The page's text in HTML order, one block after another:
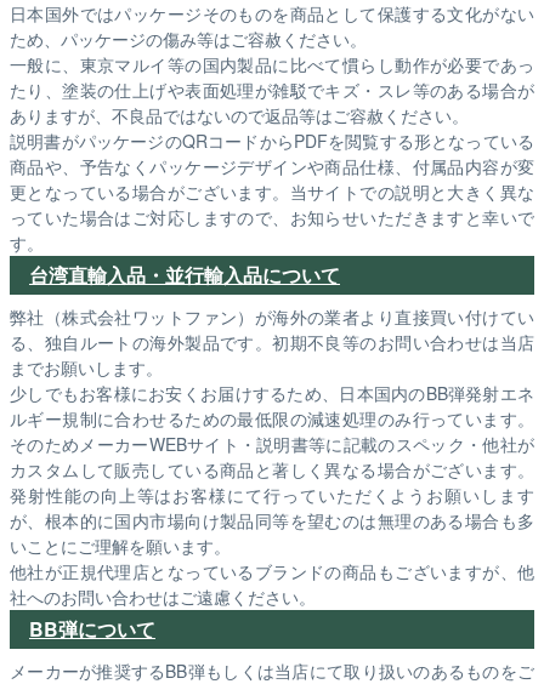
日本国外ではパッケージそのものを商品として保護する文化がない
ため、パッケージの傷み等はご容赦ください。
一般に、東京マルイ等の国内製品に比べて慣らし動作が必要であっ
たり、塗装の仕上げや表面処理が雑駁でキズ・スレ等のある場合が
ありますが、不良品ではないので返品等はご容赦ください。
説明書がパッケージのQRコードからPDFを閲覧する形となっている
商品や、予告なくパッケージデザインや商品仕様、付属品内容が変
更となっている場合がございます。当サイトでの説明と大きく異な
っていた場合はご対応しますので、お知らせいただきますと幸いで
す。
台湾直輸入品・並行輸入品について
弊社（株式会社ワットファン）が海外の業者より直接買い付けてい
る、独自ルートの海外製品です。初期不良等のお問い合わせは当店
までお願いします。
少しでもお客様にお安くお届けするため、日本国内のBB弾発射エネ
ルギー規制に合わせるための最低限の減速処理のみ行っています。
そのためメーカーWEBサイト・説明書等に記載のスペック・他社が
カスタムして販売している商品と著しく異なる場合がございます。
発射性能の向上等はお客様にて行っていただくようお願いします
が、根本的に国内市場向け製品同等を望むのは無理のある場合も多
いことにご理解を願います。
他社が正規代理店となっているブランドの商品もございますが、他
社へのお問い合わせはご遠慮ください。
BB弾について
メーカーが推奨するBB弾もしくは当店にて取り扱いのあるものをご